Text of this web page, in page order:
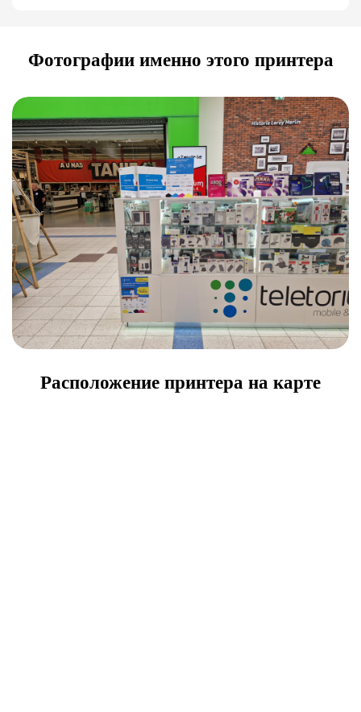
Фотографии именно этого принтера
Расположение принтера на карте